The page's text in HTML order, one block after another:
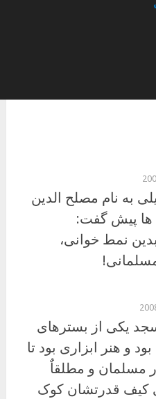
به نام مصلح الدین
پیش گفت:
نمط خوانی،
یکی از بسترهای
و هنر ابزاری بود تا
مسلمان و مطلقاٌ
کیف قدرتشان کوک